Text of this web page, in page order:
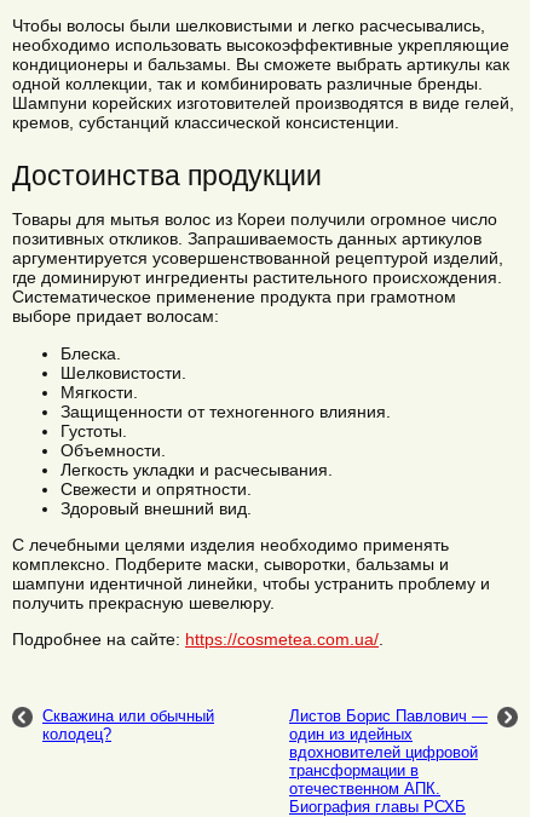
Чтобы волосы были шелковистыми и легко расчесывались,
необходимо использовать высокоэффективные укрепляющие
кондиционеры и бальзамы. Вы сможете выбрать артикулы как
одной коллекции, так и комбинировать различные бренды.
Шампуни корейских изготовителей производятся в виде гелей,
кремов, субстанций классической консистенции.
Достоинства продукции
Товары для мытья волос из Кореи получили огромное число
позитивных откликов. Запрашиваемость данных артикулов
аргументируется усовершенствованной рецептурой изделий,
где доминируют ингредиенты растительного происхождения.
Систематическое применение продукта при грамотном
выборе придает волосам:
Блеска.
Шелковистости.
Мягкости.
Защищенности от техногенного влияния.
Густоты.
Объемности.
Легкость укладки и расчесывания.
Свежести и опрятности.
Здоровый внешний вид.
С лечебными целями изделия необходимо применять
комплексно. Подберите маски, сыворотки, бальзамы и
шампуни идентичной линейки, чтобы устранить проблему и
получить прекрасную шевелюру.
Подробнее на сайте: https://cosmetea.com.ua/.
Скважина или обычный
колодец?
Листов Борис Павлович —
один из идейных
вдохновителей цифровой
трансформации в
отечественном АПК.
Биография главы РСХБ